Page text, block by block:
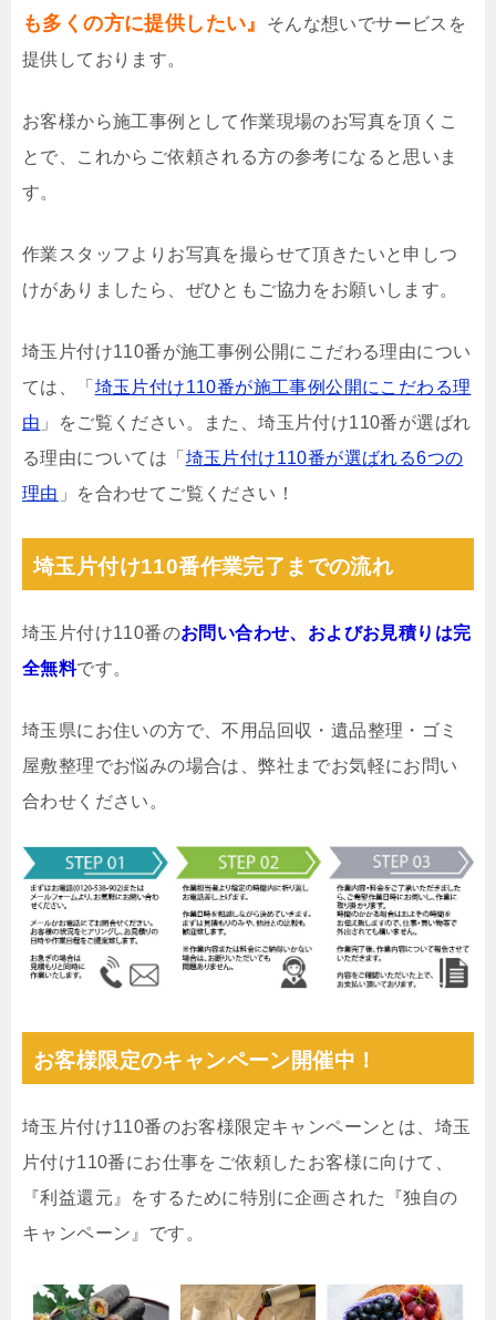
も多くの方に提供したい』
そんな想いでサービスを
提供しております。
お客様から施工事例として作業現場のお写真を頂くこ
とで、これからご依頼される方の参考になると思いま
す。
作業スタッフよりお写真を撮らせて頂きたいと申しつ
けがありましたら、ぜひともご協力をお願いします。
埼玉片付け110番が施工事例公開にこだわる理由につい
ては、「 埼玉片付け110番が施工事例公開にこだわる理
由 」をご覧ください。また、埼玉片付け110番が選ばれ
る理由については「 埼玉片付け110番が選ばれる6つの
理由 」を合わせてご覧ください！
埼玉片付け110番作業完了までの流れ
埼玉片付け110番のお問い合わせ、およびお見積りは完
全無料です。
埼玉県にお住いの方で、不用品回収・遺品整理・ゴミ
屋敷整理でお悩みの場合は、弊社までお気軽にお問い
合わせください。
お客様限定のキャンペーン開催中！
埼玉片付け110番のお客様限定キャンペーンとは、埼玉
片付け110番にお仕事をご依頼したお客様に向けて、
『利益還元』をするために特別に企画された『独自の
キャンペーン』です。